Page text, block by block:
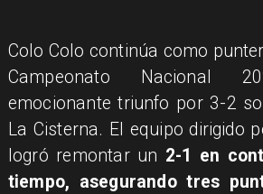
Colo Colo continúa como
Campeonato Nacional
emocionante triunfo por 3-2
La Cisterna. El equipo dirigido
logró remontar un 2-1 en
tiempo, asegurando tres